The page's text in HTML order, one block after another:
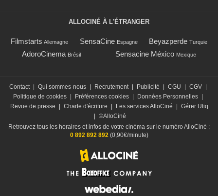
ALLOCINÉ À L'ÉTRANGER
Filmstarts Allemagne SensaCine Espagne Beyazperde Turquie
AdoroCinema Brésil Sensacine México Mexique
Contact | Qui sommes-nous | Recrutement | Publicité | CGU | CGV |
Politique de cookies | Préférences cookies | Données Personnelles |
Revue de presse
| Charte d'écriture | Les services AlloCiné | Gérer Utiq
| ©AlloCiné
Retrouvez tous les horaires et infos de votre cinéma sur le numéro AlloCiné :
0 892 892 892(0,90€/minute)